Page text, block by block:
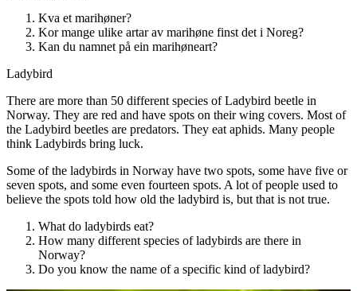
Kva et marihøner?
Kor mange ulike artar av marihøne finst det i Noreg?
Kan du namnet på ein marihøneart?
Ladybird
There are more than 50 different species of Ladybird beetle in
Norway. They are red and have spots on their wing covers. Most of
the Ladybird beetles are predators. They eat aphids. Many people
think Ladybirds bring luck.
Some of the ladybirds in Norway have two spots, some have five or
seven spots, and some even fourteen spots. A lot of people used to
believe the spots told how old the ladybird is, but that is not true.
What do ladybirds eat?
How many different species of ladybirds are there in
Norway?
Do you know the name of a specific kind of ladybird?